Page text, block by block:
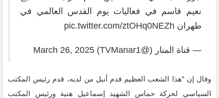
نعيم قاسم في فعاليات يوم القدس العالمي في
طهران pic.twitter.com/ztOHq0NEZh
— قناة المنار (@TVManar1) March 26, 2025
وقال إن “هذا الشعب العظيم قدم أنبل من لديه، قدم رئيس المكتب
السياسي لحركة حماس الشهيد إسماعيل هنية ‏ورئيس ‏المكتب